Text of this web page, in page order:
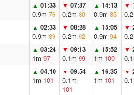
▲ 01:33
0.9m 76
▼ 07:37
0.2m 80
▲ 14:13
0.9m 83
▼
▲ 02:33
0.9m 89
▼ 08:28
0.2m 92
▲ 15:05
0.9m 94
▼
▲ 03:24
1m 97
▼ 09:13
0.1m 99
▲ 15:52
1m 100
▼
▲ 04:10
1m 101
▼ 09:54
0.1m
101
▲ 16:35
1m 101
▼